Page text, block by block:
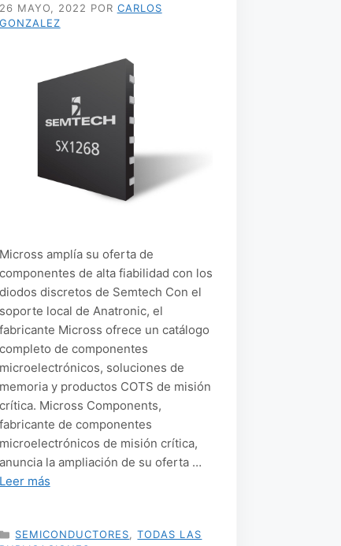
26 MAYO, 2022 POR CARLOS
GONZALEZ
Micross amplía su oferta de
componentes de alta fiabilidad con los
diodos discretos de Semtech Con el
soporte local de Anatronic, el
fabricante Micross ofrece un catálogo
completo de componentes
microelectrónicos, soluciones de
memoria y productos COTS de misión
crítica. Micross Components,
fabricante de componentes
microelectrónicos de misión crítica,
anuncia la ampliación de su oferta …
Leer más
CATEGORÍAS
SEMICONDUCTORES ,TODAS LAS